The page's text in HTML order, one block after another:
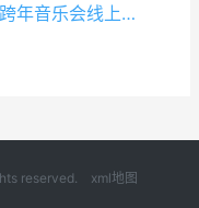
2022平安歌谣会《阴阳师》xr跨年音乐会线上全球直播 平安2021年歌
reserved. xml地图